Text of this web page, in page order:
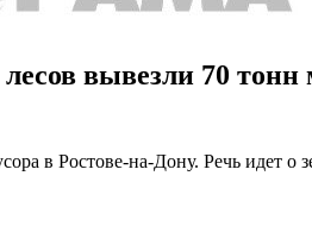
вывезли 70 тонн
в Ростове-на-Дону. Речь